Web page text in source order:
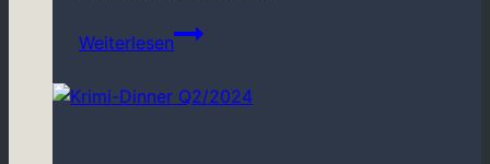
Weiterlesen
Sommerfest
2024